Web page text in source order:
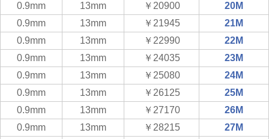
0.9mm
13mm ￥20900
20M
0.9mm
13mm ￥21945
21M
0.9mm
13mm ￥22990
22M
0.9mm
13mm ￥24035
23M
0.9mm
13mm ￥25080
24M
0.9mm
13mm ￥26125
25M
0.9mm
13mm ￥27170
26M
0.9mm
13mm ￥28215
27M